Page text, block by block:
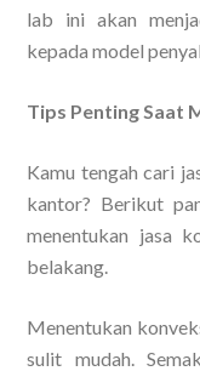
lab ini akan
kepada model
Tips Penting Saat
Kamu tengah cari
kantor? Berikut
menentukan jasa
belakang.
Menentukan
sulit mudah.